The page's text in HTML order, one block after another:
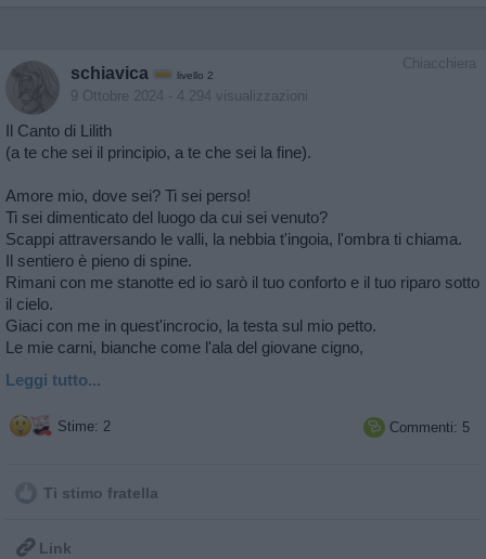
Chiacchiera
schiavica livello 2
9 Ottobre 2024 - 4.294 visualizzazioni
Il Canto di Lilith
(a te che sei il principio, a te che sei la fine).
Amore mio, dove sei? Ti sei perso!
Ti sei dimenticato del luogo da cui sei venuto?
Scappi attraversando le valli, la nebbia t'ingoia, l'ombra ti chiama.
Il sentiero è pieno di spine.
Rimani con me stanotte ed io sarò il tuo conforto e il tuo riparo sotto
il cielo.
Giaci con me in quest'incrocio, la testa sul mio petto.
Le mie carni, bianche come l'ala del giovane cigno,
Leggi tutto...
Stime: 2  Commenti: 5
Ti stimo fratella
 Link